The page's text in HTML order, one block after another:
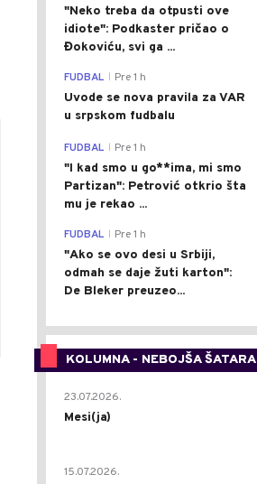
"Neko treba da otpusti ove
idiote": Podkaster pričao o
Đokoviću, svi ga ...
FUDBAL Pre 1 h
Uvode se nova pravila za VAR
u srpskom fudbalu
FUDBAL Pre 1 h
"I kad smo u go**ima, mi smo
Partizan": Petrović otkrio šta
mu je rekao ...
FUDBAL Pre 1 h
"Ako se ovo desi u Srbiji,
odmah se daje žuti karton":
De Bleker preuzeo...
KOLUMNA - NEBOJŠA ŠATARA
23.07.2026.
Mesi(ja)
15.07.2026.